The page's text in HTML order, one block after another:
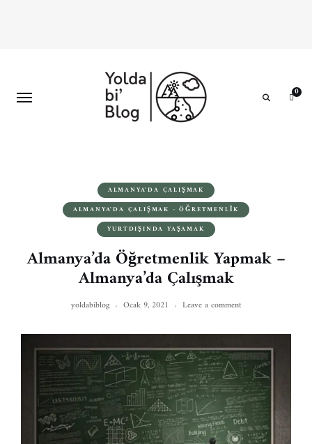
0
ALMANYA'DA ÇALIŞMAK
ALMANYA'DA ÇALIŞMAK - ÖĞRETMENLIK
YURTDIŞINDA YAŞAMAK
Almanya’da Öğretmenlik Yapmak –
Almanya’da Çalışmak
yoldabiblog Ocak 9, 2021 Leave a comment